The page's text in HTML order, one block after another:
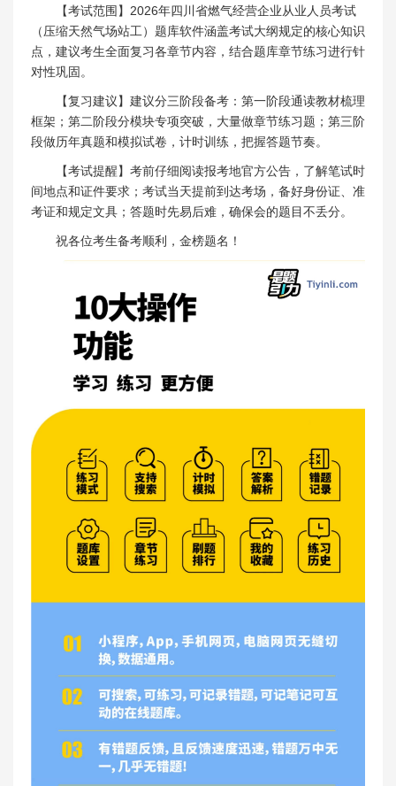
【考试范围】2026年四川省燃气经营企业从业人员考试
（压缩天然气场站工）题库软件涵盖考试大纲规定的核心知识
点，建议考生全面复习各章节内容，结合题库章节练习进行针
对性巩固。
【复习建议】建议分三阶段备考：第一阶段通读教材梳理
框架；第二阶段分模块专项突破，大量做章节练习题；第三阶
段做历年真题和模拟试卷，计时训练，把握答题节奏。
【考试提醒】考前仔细阅读报考地官方公告，了解笔试时
间地点和证件要求；考试当天提前到达考场，备好身份证、准
考证和规定文具；答题时先易后难，确保会的题目不丢分。
祝各位考生备考顺利，金榜题名！